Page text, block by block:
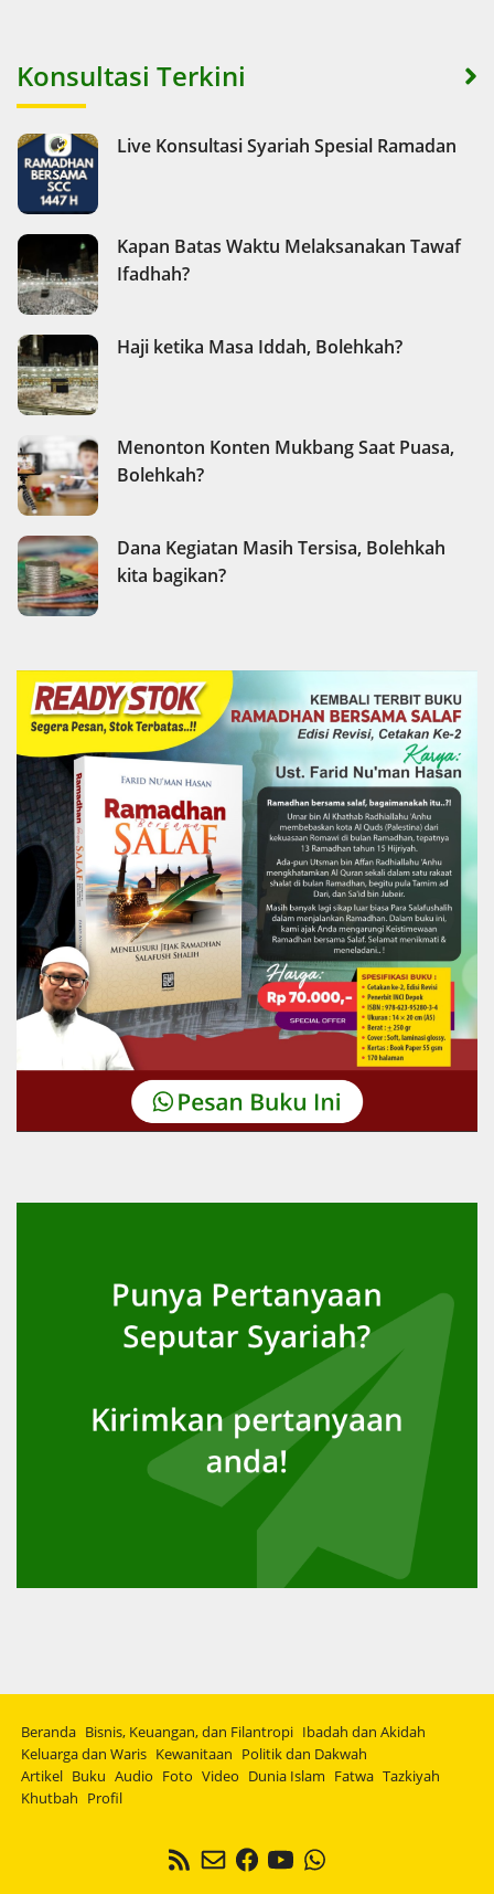
Konsultasi Terkini
Live Konsultasi Syariah Spesial Ramadan
Kapan Batas Waktu Melaksanakan Tawaf
Ifadhah?
Haji ketika Masa Iddah, Bolehkah?
Menonton Konten Mukbang Saat Puasa,
Bolehkah?
Dana Kegiatan Masih Tersisa, Bolehkah
kita bagikan?
Beranda Bisnis, Keuangan, dan Filantropi Ibadah dan Akidah
Keluarga dan Waris Kewanitaan Politik dan Dakwah
Artikel Buku Audio Foto Video Dunia Islam Fatwa Tazkiyah
Khutbah Profil